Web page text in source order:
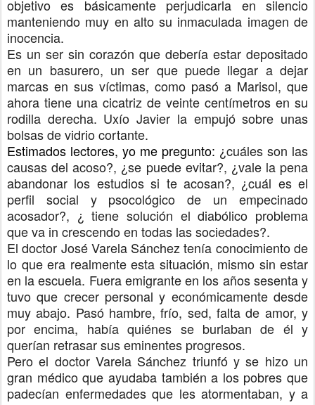
objetivo es básicamente perjudicarla en silencio
manteniendo muy en alto su inmaculada imagen de
inocencia.
Es un ser sin corazón que debería estar depositado
en un basurero, un ser que puede llegar a dejar
marcas en sus víctimas, como pasó a Marisol, que
ahora tiene una cicatriz de veinte centímetros en su
rodilla derecha. Uxío Javier la empujó sobre unas
bolsas de vidrio cortante.
Estimados lectores, yo me pregunto: ¿cuáles son las
causas del acoso?, ¿se puede evitar?, ¿vale la pena
abandonar los estudios si te acosan?, ¿cuál es el
perfil social y psocológico de un empecinado
acosador?, ¿ tiene solución el diabólico problema
que va in crescendo en todas las sociedades?.
El doctor José Varela Sánchez tenía conocimiento de
lo que era realmente esta situación, mismo sin estar
en la escuela. Fuera emigrante en los años sesenta y
tuvo que crecer personal y económicamente desde
muy abajo. Pasó hambre, frío, sed, falta de amor, y
por encima, había quiénes se burlaban de él y
querían retrasar sus eminentes progresos.
Pero el doctor Varela Sánchez triunfó y se hizo un
gran médico que ayudaba también a los pobres que
padecían enfermedades que les atormentaban, y a